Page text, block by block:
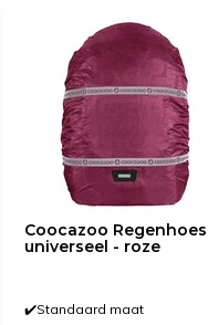
Coocazoo
universeel - roze
✔️Standaard maat